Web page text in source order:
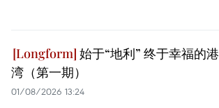
始于“地利” 终于幸福的港
湾（第一期）
01/08/2026 13:24